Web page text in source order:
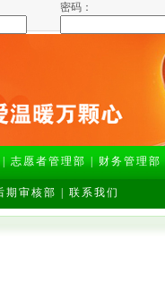
密码：
志愿者管理部 财务管理部
期审核部 联系我们